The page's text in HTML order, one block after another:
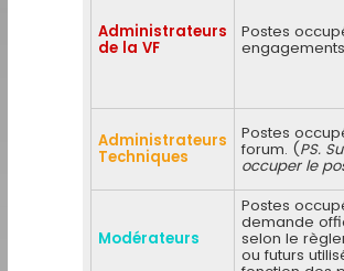
Administrateurs
de la VF
Postes
Administrateurs
Techniques
Postes
forum. (PS.
occuper le
Modérateurs
Postes
demande
selon le
ou futurs